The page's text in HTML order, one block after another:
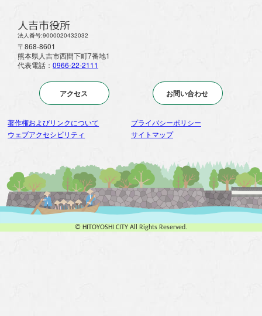
人吉市役所
法人番号:9000020432032
〒868-8601
熊本県人吉市西間下町7番地1
代表電話： 0966-22-2111
アクセス お問い合わせ
著作権およびリンクについて
プライバシーポリシー
ウェブアクセシビリティ
サイトマップ
© HITOYOSHI CITY All Rights Reserved.